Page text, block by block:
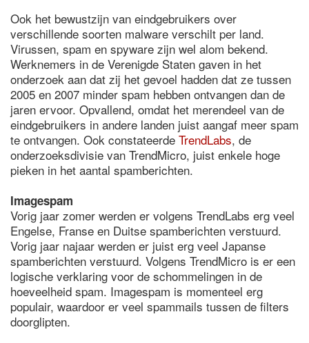
Ook het bewustzijn van eindgebruikers over
verschillende soorten malware verschilt per land.
Virussen, spam en spyware zijn wel alom bekend.
Werknemers in de Verenigde Staten gaven in het
onderzoek aan dat zij het gevoel hadden dat ze tussen
2005 en 2007 minder spam hebben ontvangen dan de
jaren ervoor. Opvallend, omdat het merendeel van de
eindgebruikers in andere landen juist aangaf meer spam
te ontvangen. Ook constateerde TrendLabs, de
onderzoeksdivisie van TrendMicro, juist enkele hoge
pieken in het aantal spamberichten.
Imagespam
Vorig jaar zomer werden er volgens TrendLabs erg veel
Engelse, Franse en Duitse spamberichten verstuurd.
Vorig jaar najaar werden er juist erg veel Japanse
spamberichten verstuurd. Volgens TrendMicro is er een
logische verklaring voor de schommelingen in de
hoeveelheid spam. Imagespam is momenteel erg
populair, waardoor er veel spammails tussen de filters
doorglipten.